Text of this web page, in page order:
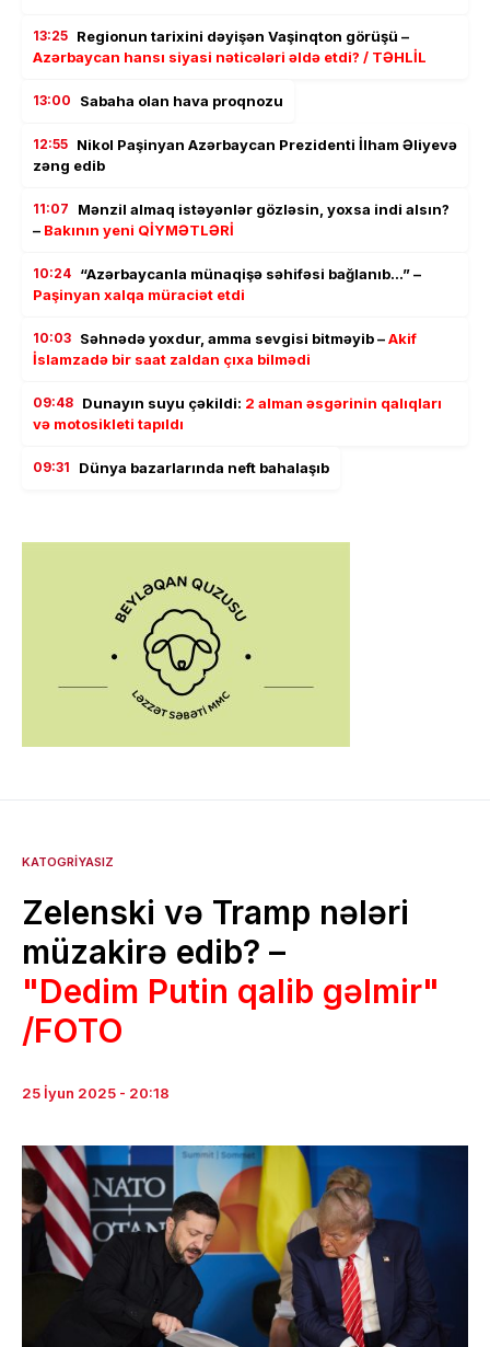
13:25 Regionun tarixini dəyişən Vaşinqton görüşü –
Azərbaycan hansı siyasi nəticələri əldə etdi? / TƏHLİL
13:00 Sabaha olan hava proqnozu
12:55 Nikol Paşinyan Azərbaycan Prezidenti İlham Əliyevə
zəng edib
11:07
Mənzil almaq istəyənlər gözləsin, yoxsa indi alsın?
– Bakının yeni QİYMƏTLƏRİ
10:24 “Azərbaycanla münaqişə səhifəsi bağlanıb…” –
Paşinyan xalqa müraciət etdi
10:03 Səhnədə yoxdur, amma sevgisi bitməyib –Akif
İslamzadə bir saat zaldan çıxa bilmədi
09:48 Dunayın suyu çəkildi: 2 alman əsgərinin qalıqları
və motosikleti tapıldı
09:31 Dünya bazarlarında neft bahalaşıb
KATOGRIYASIZ
Zelenski və Tramp nələri
müzakirə edib? –
"Dedim Putin qalib gəlmir"
/FOTO
25 İyun 2025 - 20:18